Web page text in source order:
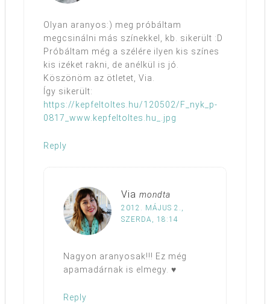
Olyan aranyos:) meg próbáltam
megcsinálni más színekkel, kb. sikerült :D
Próbáltam még a szélére ilyen kis színes
kis izéket rakni, de anélkül is jó.
Köszönöm az ötletet, Via.
Így sikerült:
https://kepfeltoltes.hu/120502/F_nyk_p-
0817_www.kepfeltoltes.hu_.jpg
Reply
Via mondta
2012. MÁJUS 2.,
SZERDA, 18:14
Nagyon aranyosak!!! Ez még
apamadárnak is elmegy. ♥
Reply